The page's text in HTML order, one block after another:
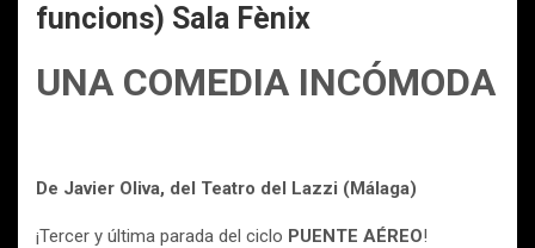
funcions) Sala Fènix
UNA COMEDIA INCÓMODA
De Javier Oliva, del Teatro del Lazzi (Málaga)
¡Tercer y última parada del ciclo PUENTE AÉREO!